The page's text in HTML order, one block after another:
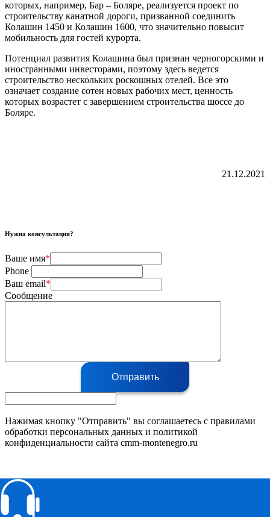
которых, например, Бар – Боляре, реализуется проект по
строительству канатной дороги, призванной соединить
Колашин 1450 и Колашин 1600, что значительно повысит
мобильность для гостей курорта.
Потенциал развития Колашина был признан черногорскими и
иностранными инвесторами, поэтому здесь ведется
строительство нескольких роскошных отелей. Все это
означает создание сотен новых рабочих мест, ценность
которых возрастет с завершением строительства шоссе до
Боляре.
21.12.2021
Нужна консультация?
Ваше имя*
Phone
Ваш email*
Сообщение
Отправить
Нажимая кнопку "Отправить" вы соглашаетесь с правилами
обработки персональных данных и политикой
конфиденциальности сайта cmm-montenegro.ru